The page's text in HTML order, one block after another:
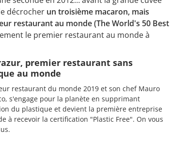
décrocher un troisième macaron, mais
restaurant au monde (The World's 50 Best
le premier restaurant au monde à
premier restaurant sans
au monde
restaurant du monde 2019 et son chef Mauro
s'engage pour la planète en supprimant
du plastique et devient la première entreprise
à recevoir la certification "Plastic Free". On vous